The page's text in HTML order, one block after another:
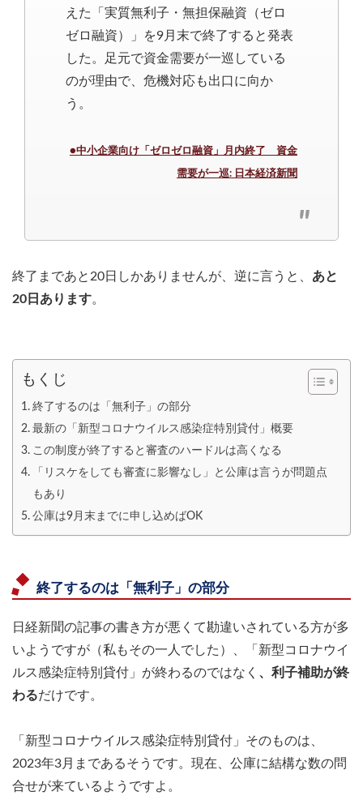
えた「実質無利子・無担保融資（ゼロ
ゼロ融資）」を9月末で終了すると発表
した。足元で資金需要が一巡している
のが理由で、危機対応も出口に向か
う。
●中小企業向け「ゼロゼロ融資」月内終了 資金
需要が一巡: 日本経済新聞
終了まであと20日しかありませんが、逆に言うと、 あと
20日あります。
もくじ
終了するのは「無利子」の部分
最新の「新型コロナウイルス感染症特別貸付」概要
この制度が終了すると審査のハードルは高くなる
「リスケをしても審査に影響なし」と公庫は言うが問題点
もあり
公庫は9月末までに申し込めばOK
終了するのは「無利子」の部分
日経新聞の記事の書き方が悪くて勘違いされている方が多
いようですが（私もその一人でした）、「新型コロナウイ
ルス感染症特別貸付」が終わるのではなく 、利子補助が終
わるだけです。
「新型コロナウイルス感染症特別貸付」そのものは、
2023年3月まであるそうです。現在、公庫に結構な数の問
合せが来ているようですよ。